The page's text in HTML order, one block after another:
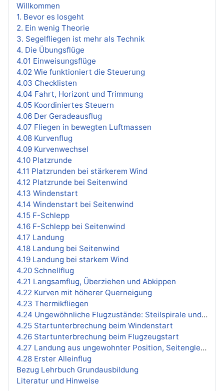
Willkommen
1. Bevor es losgeht
2. Ein wenig Theorie
3. Segelfliegen ist mehr als Technik
4. Die Übungsflüge
4.01 Einweisungsflüge
4.02 Wie funktioniert die Steuerung
4.03 Checklisten
4.04 Fahrt, Horizont und Trimmung
4.05 Koordiniertes Steuern
4.06 Der Geradeausflug
4.07 Fliegen in bewegten Luftmassen
4.08 Kurvenflug
4.09 Kurvenwechsel
4.10 Platzrunde
4.11 Platzrunden bei stärkerem Wind
4.12 Platzrunde bei Seitenwind
4.13 Windenstart
4.14 Windenstart bei Seitenwind
4.15 F-Schlepp
4.16 F-Schlepp bei Seitenwind
4.17 Landung
4.18 Landung bei Seitenwind
4.19 Landung bei starkem Wind
4.20 Schnellflug
4.21 Langsamflug, Überziehen und Abkippen
4.22 Kurven mit höherer Querneigung
4.23 Thermikfliegen
4.24 Ungewöhnliche Flugzustände: Steilspirale und Trudeln
4.25 Startunterbrechung beim Windenstart
4.26 Startunterbrechung beim Flugzeugstart
4.27 Landung aus ungewohnter Position, Seitengleitflug
4.28 Erster Alleinflug
Bezug Lehrbuch Grundausbildung
Literatur und Hinweise